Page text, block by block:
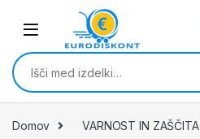
Skip to navigation
Išči:
Domov VARNOST IN ZAŠČITA